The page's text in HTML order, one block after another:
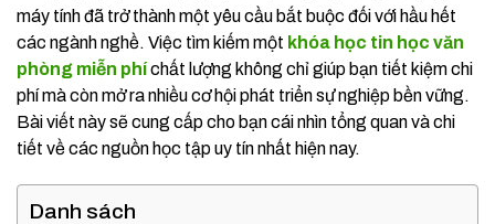
máy tính đã trở thành một yêu cầu bắt buộc đối với hầu hết
các ngành nghề. Việc tìm kiếm một khóa học tin học văn
phòng miễn phíchất lượng không chỉ giúp bạn tiết kiệm chi
phí mà còn mở ra nhiều cơ hội phát triển sự nghiệp bền vững.
Bài viết này sẽ cung cấp cho bạn cái nhìn tổng quan và chi
tiết về các nguồn học tập uy tín nhất hiện nay.
Danh sách